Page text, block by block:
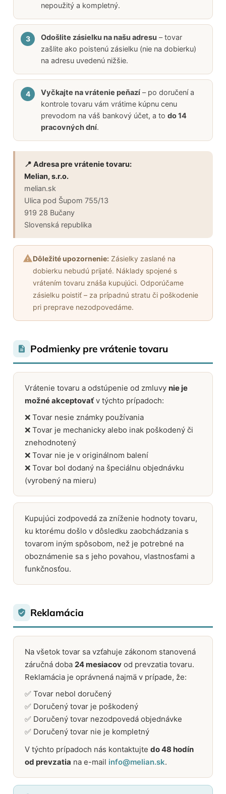
nepoužitý a kompletný.
Odošlite zásielku na našu adresu – tovar
zašlite ako poistenú zásielku (nie na dobierku)
na adresu uvedenú nižšie.
Vyčkajte na vrátenie peňazí – po doručení a
kontrole tovaru vám vrátime kúpnu cenu
prevodom na váš bankový účet, a to do 14
pracovných dní.
📍 Adresa pre vrátenie tovaru:
Melian, s.r.o.
melian.sk
Ulica pod Šupom 755/13
919 28 Bučany
Slovenská republika
Dôležité upozornenie: Zásielky zaslané na
dobierku nebudú prijaté. Náklady spojené s
vrátením tovaru znáša kupujúci. Odporúčame
zásielku poistiť – za prípadnú stratu či poškodenie
pri preprave nezodpovedáme.
Podmienky pre vrátenie tovaru
Vrátenie tovaru a odstúpenie od zmluvy nie je
možné akceptovaťv týchto prípadoch:
❌ Tovar nesie známky používania
❌ Tovar je mechanicky alebo inak poškodený či
znehodnotený
❌ Tovar nie je v originálnom balení
❌ Tovar bol dodaný na špeciálnu objednávku
(vyrobený na mieru)
Kupujúci zodpovedá za zníženie hodnoty tovaru,
ku ktorému došlo v dôsledku zaobchádzania s
tovarom iným spôsobom, než je potrebné na
oboznámenie sa s jeho povahou, vlastnosťami a
funkčnosťou.
Reklamácia
Na všetok tovar sa vzťahuje zákonom stanovená
záručná doba 24 mesiacov od prevzatia tovaru.
Reklamácia je oprávnená najmä v prípade, že:
✅ Tovar nebol doručený
✅ Doručený tovar je poškodený
✅ Doručený tovar nezodpovedá objednávke
✅ Doručený tovar nie je kompletný
V týchto prípadoch nás kontaktujte do 48 hodín
od prevzatia na e-mail info@melian.sk.